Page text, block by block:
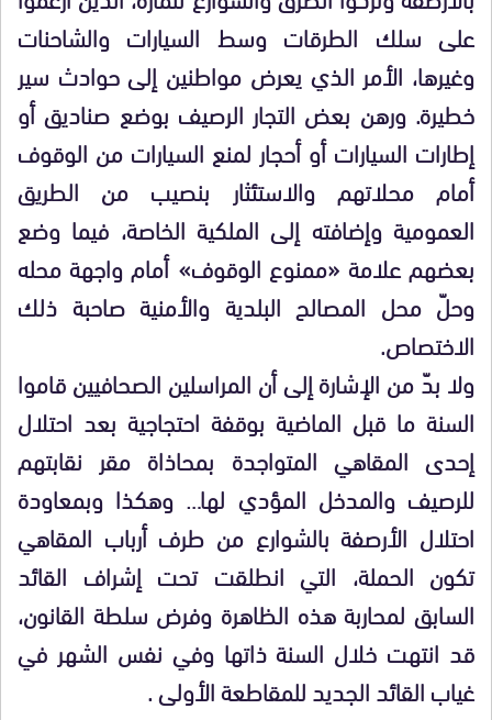
على سلك الطرقات وسط السيارات والشاحنات
وغيرها، الأمر الذي يعرض مواطنين إلى حوادث سير
خطيرة. ورهن بعض التجار الرصيف بوضع صناديق أو
إطارات السيارات أو أحجار لمنع السيارات من الوقوف
أمام محلاتهم والاستئثار بنصيب من الطريق
العمومية وإضافته إلى الملكية الخاصة، فيما وضع
بعضهم علامة «ممنوع الوقوف» أمام واجهة محله
وحلّ محل المصالح البلدية والأمنية صاحبة ذلك
الاختصاص.
ولا بدّ من الإشارة إلى أن المراسلين الصحافيين قاموا
السنة ما قبل الماضية بوقفة احتجاجية بعد احتلال
إحدى المقاهي المتواجدة بمحاذاة مقر نقابتهم
للرصيف والمدخل المؤدي لها… وهكذا وبمعاودة
احتلال الأرصفة بالشوارع من طرف أرباب المقاهي
تكون الحملة، التي انطلقت تحت إشراف القائد
السابق لمحاربة هذه الظاهرة وفرض سلطة القانون،
قد انتهت خلال السنة ذاتها وفي نفس الشهر في
غياب القائد الجديد للمقاطعة الأولى .